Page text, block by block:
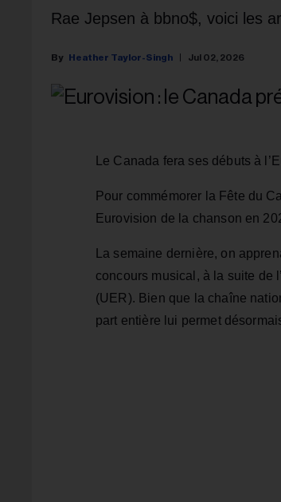
Rae Jepsen à bbno$, voici les
Heather Taylor-Singh Jul 02, 2026
Le Canada fera ses débuts à
Pour commémorer la Fête du
Eurovision de la chanson en
La semaine dernière, on
concours musical, à la suite de
(UER). Bien que la chaîne
part entière lui permet